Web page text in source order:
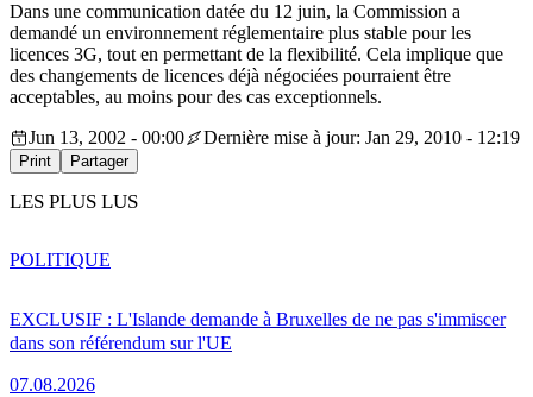
Dans une communication datée du 12 juin, la Commission a
demandé un environnement réglementaire plus stable pour les
licences 3G, tout en permettant de la flexibilité. Cela implique que
des changements de licences déjà négociées pourraient être
acceptables, au moins pour des cas exceptionnels.
Jun 13, 2002 - 00:00
Dernière mise à jour: Jan 29, 2010 - 12:19
Print Partager
LES PLUS LUS
EXCLUSIF : L'Islande demande à Bruxelles de ne pas s'immiscer
dans son référendum sur l'UE
07.08.2026
POLITIQUE